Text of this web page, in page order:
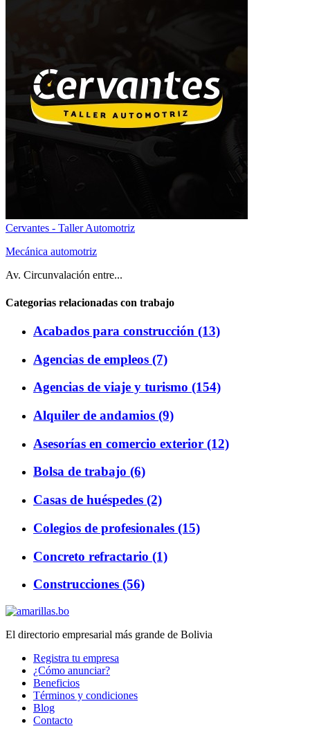
Cervantes - Taller Automotriz
Mecánica automotriz
Av. Circunvalación entre...
Categorias relacionadas con trabajo
Acabados para construcción (13)
Agencias de empleos (7)
Agencias de viaje y turismo (154)
Alquiler de andamios (9)
Asesorías en comercio exterior (12)
Bolsa de trabajo (6)
Casas de huéspedes (2)
Colegios de profesionales (15)
Concreto refractario (1)
Construcciones (56)
El directorio empresarial más grande de Bolivia
Registra tu empresa
¿Cómo anunciar?
Beneficios
Términos y condiciones
Blog
Contacto